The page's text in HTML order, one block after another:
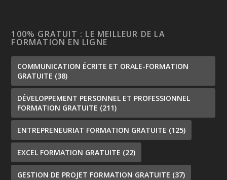
100% GRATUIT : LE MEILLEUR DE LA
FORMATION EN LIGNE
COMMUNICATION ÉCRITE ET ORALE-FORMATION
GRATUITE (38)
DÉVELOPPEMENT PERSONNEL ET PROFESSIONNEL
FORMATION GRATUITE (211)
ENTREPRENEURIAT FORMATION GRATUITE (125)
EXCEL FORMATION GRATUITE (22)
GESTION DE PROJET FORMATION GRATUITE (37)